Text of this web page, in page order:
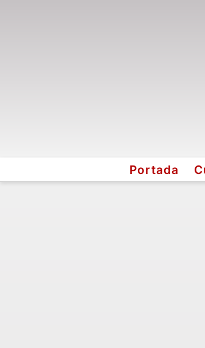
Portada